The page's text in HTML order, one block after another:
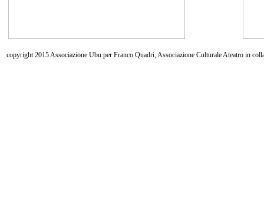
copyright 2015 Associazione Ubu per Franco Quadri, Associazione Culturale Ateatro in